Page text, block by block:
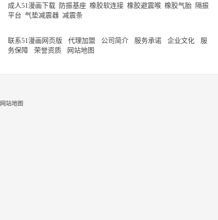
成人51漫画下载 防振基座 橡胶软连接 橡胶避震喉 橡胶气胎 隔振
平台 气垫减震器 减震条
联系51漫画网页版 代理加盟 公司简介 服务承诺 企业文化
服
务保障
荣誉资质 网站地图
网站地图